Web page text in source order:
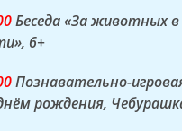
Беседа «За животных
, 6+
Познавательно-
рождения,